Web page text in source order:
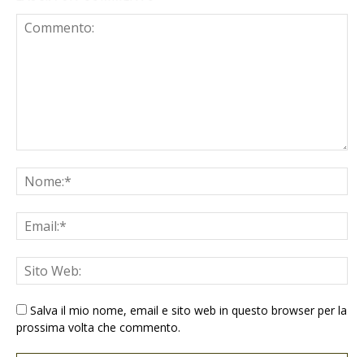
Salva il mio nome, email e sito web in questo browser per la
prossima volta che commento.